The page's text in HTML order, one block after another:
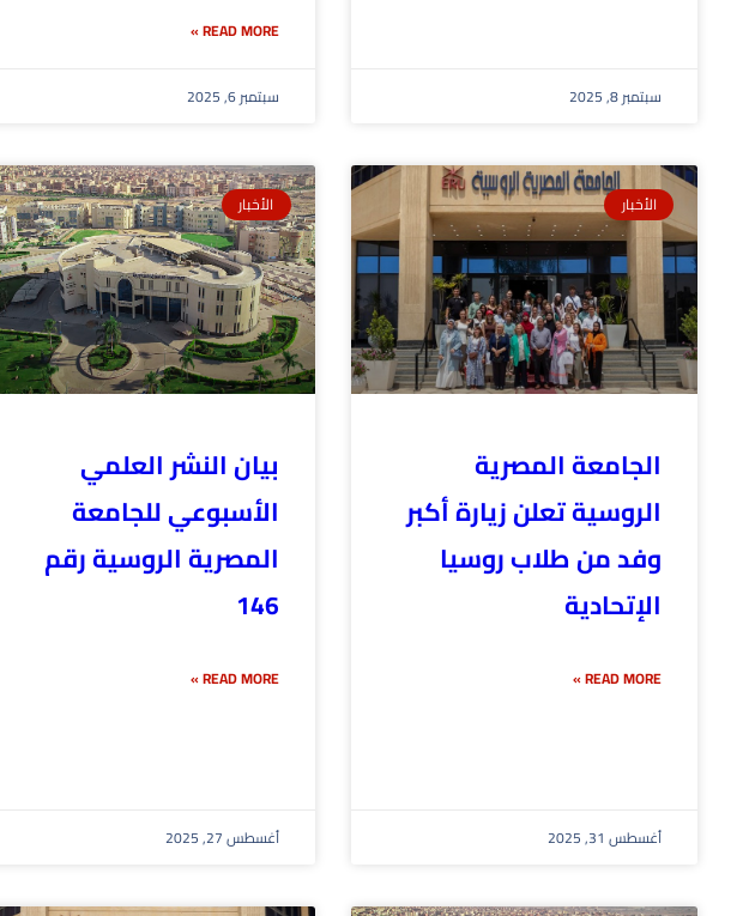
سبتمبر 8, 2025
READ MORE »
سبتمبر 6, 2025
الأخبار
الجامعة المصرية
الروسية تعلن زيارة أكبر
وفد من طلاب روسيا
الإتحادية
READ MORE »
أغسطس 31, 2025
الأخبار
بيان النشر العلمي
الأسبوعي للجامعة
المصرية الروسية رقم
146
READ MORE »
أغسطس 27, 2025